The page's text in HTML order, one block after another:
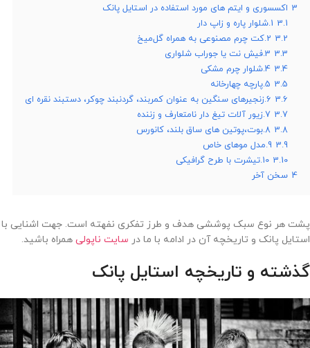
3 اکسسوری و ایتم های مورد استفاده در استایل پانک
3.1 1.شلوار پاره و زاپ دار
3.2 2.کت‌ چرم مصنوعی به همراه گل‌میخ
3.3 3.فیش نت یا جوراب شلواری
3.4 4.شلوار چرم مشکی
3.5 5.پارچه چهارخانه
3.6 6.زنجیرهای سنگین به عنوان کمربند، گردنبند چوکر، دستبند نقره ای
3.7 7.زیور آلات تیغ دار نامتعارف و زننده
3.8 8.بوت،پوتین های ساق بلند، کانورس
3.9 9.مدل موهای خاص
3.10 10.تیشرت با طرح گرافیکی
4 سخن آخر
پشت هر نوع سبک پوششی هدف و طرز تفکری نفهته است. جهت اشنایی با
استایل پانک و تاریخچه آن در ادامه با ما در سایت ناپولی همراه باشید.
گذشته و تاریخچه استایل پانک